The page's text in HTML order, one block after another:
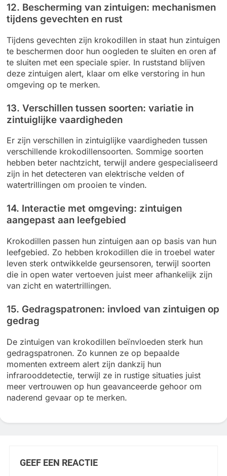
12. Bescherming van zintuigen: mechanismen
tijdens gevechten en rust
Tijdens gevechten zijn krokodillen in staat hun zintuigen
te beschermen door hun oogleden te sluiten en oren af
te sluiten met een speciale spier. In ruststand blijven
deze zintuigen alert, klaar om elke verstoring in hun
omgeving op te merken.
13. Verschillen tussen soorten: variatie in
zintuiglijke vaardigheden
Er zijn verschillen in zintuiglijke vaardigheden tussen
verschillende krokodillensoorten. Sommige soorten
hebben beter nachtzicht, terwijl andere gespecialiseerd
zijn in het detecteren van elektrische velden of
watertrillingen om prooien te vinden.
14. Interactie met omgeving: zintuigen
aangepast aan leefgebied
Krokodillen passen hun zintuigen aan op basis van hun
leefgebied. Zo hebben krokodillen die in troebel water
leven sterk ontwikkelde geursensoren, terwijl soorten
die in open water vertoeven juist meer afhankelijk zijn
van zicht en watertrillingen.
15. Gedragspatronen: invloed van zintuigen op
gedrag
De zintuigen van krokodillen beïnvloeden sterk hun
gedragspatronen. Zo kunnen ze op bepaalde
momenten extreem alert zijn dankzij hun
infrarooddetectie, terwijl ze in rustige situaties juist
meer vertrouwen op hun geavanceerde gehoor om
naderend gevaar op te merken.
GEEF EEN REACTIE